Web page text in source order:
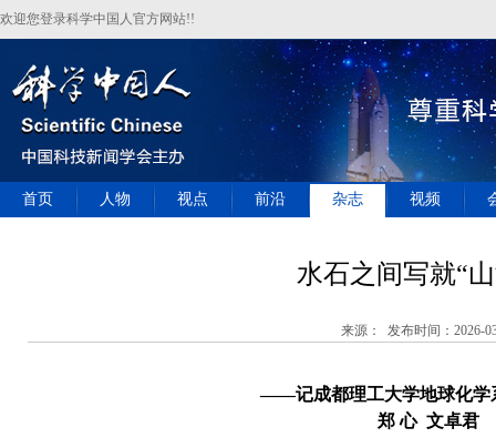
欢迎您登录科学中国人官方网站!!
首页 人物 视点 前沿 杂志 视频
水石之间写就“
来源： 发布时间：2026-
——记成都理工大学地球化学
郑 心 文卓君